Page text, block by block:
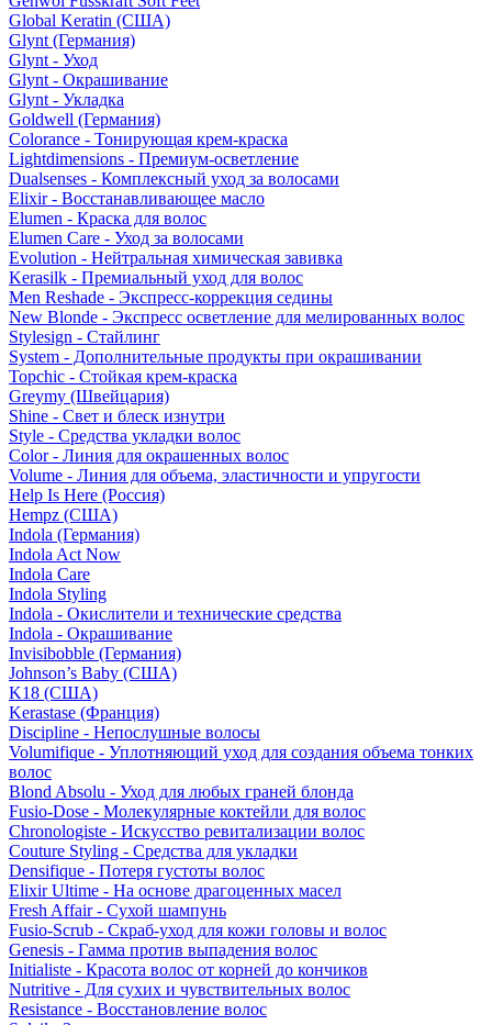
Global Keratin (США)
Glynt (Германия)
Glynt - Уход
Glynt - Окрашивание
Glynt - Укладка
Goldwell (Германия)
Colorance - Тонирующая крем-краска
Lightdimensions - Премиум-осветление
Dualsenses - Комплексный уход за волосами
Elixir - Восстанавливающее масло
Elumen - Краска для волос
Elumen Care - Уход за волосами
Evolution - Нейтральная химическая завивка
Kerasilk - Премиальный уход для волос
Men Reshade - Экспресс-коррекция седины
New Blonde - Экспресс осветление для мелированных волос
Stylesign - Стайлинг
System - Дополнительные продукты при окрашивании
Topchic - Стойкая крем-краска
Greymy (Швейцария)
Shine - Свет и блеск изнутри
Style - Средства укладки волос
Color - Линия для окрашенных волос
Volume - Линия для объема, эластичности и упругости
Help Is Here (Россия)
Hempz (США)
Indola (Германия)
Indola Act Now
Indola Care
Indola Styling
Indola - Окислители и технические средства
Indola - Окрашивание
Invisibobble (Германия)
Johnson’s Baby (США)
K18 (США)
Kerastase (Франция)
Discipline - Непослушные волосы
Volumifique - Уплотняющий уход для создания объема тонких
волос
Blond Absolu - Уход для любых граней блонда
Fusio-Dose - Молекулярные коктейли для волос
Chronologiste - Искусство ревитализации волос
Couture Styling - Средства для укладки
Densifique - Потеря густоты волос
Elixir Ultime - На основе драгоценных масел
Fresh Affair - Сухой шампунь
Fusio-Scrub - Скраб-уход для кожи головы и волос
Genesis - Гамма против выпадения волос
Initialiste - Красота волос от корней до кончиков
Nutritive - Для сухих и чувствительных волос
Resistance - Восстановление волос